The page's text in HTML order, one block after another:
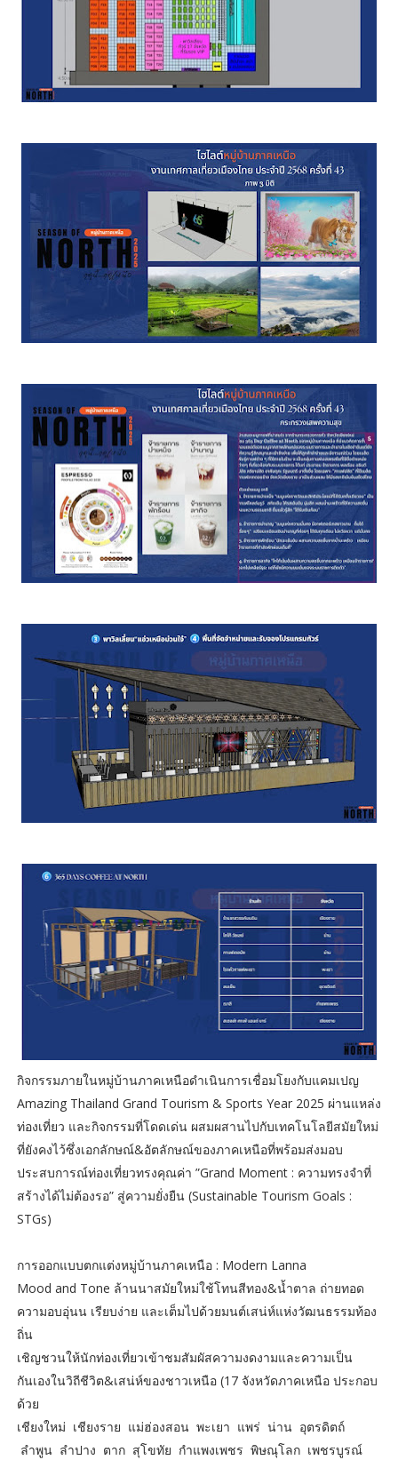
กิจกรรมภายในหมู่บ้านภาคเหนือดำเนินการเชื่อมโยงกับแคมเปญ
Amazing Thailand Grand Tourism & Sports Year 2025 ผ่านแหล่ง
ท่องเที่ยว และกิจกรรมที่โดดเด่น ผสมผสานไปกับเทคโนโลยีสมัยใหม่
ที่ยังคงไว้ซึ่งเอกลักษณ์&อัตลักษณ์ของภาคเหนือที่พร้อมส่งมอบ
ประสบการณ์ท่องเที่ยวทรงคุณค่า ”Grand Moment : ความทรงจำที่
สร้างได้ไม่ต้องรอ” สู่ความยั่งยืน (Sustainable Tourism Goals :
STGs)
การออกแบบตกแต่งหมู่บ้านภาคเหนือ : Modern Lanna
Mood and Tone ล้านนาสมัยใหม่ใช้โทนสีทอง&น้ำตาล ถ่ายทอด
ความอบอุ่นน เรียบง่าย และเต็มไปด้วยมนต์เสน่ห์แห่งวัฒนธรรมท้อง
ถิ่น
เชิญชวนให้นักท่องเที่ยวเข้าชมสัมผัสความงดงามและความเป็น
กันเองในวิถีชีวิต&เสน่ห์ของชาวเหนือ (17 จังหวัดภาคเหนือ ประกอบ
ด้วย
เชียงใหม่ เชียงราย แม่ฮ่องสอน พะเยา แพร่ น่าน อุตรดิตถ์
ลำพูน ลำปาง ตาก สุโขทัย กำแพงเพชร พิษณุโลก เพชรบูรณ์